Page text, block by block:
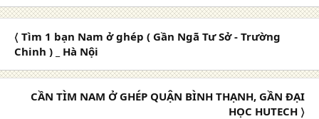
〈 Tìm 1 bạn Nam ở ghép ( Gần Ngã Tư Sở - Trường
Chinh ) _ Hà Nội
CẦN TÌM NAM Ở GHÉP QUẬN BÌNH THẠNH, GẦN ĐẠI
HỌC HUTECH 〉